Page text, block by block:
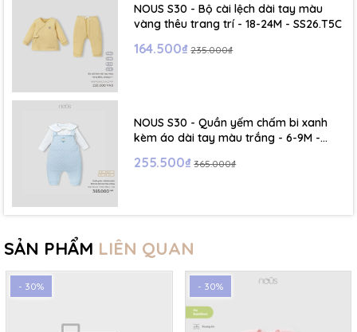
NOUS S30 - Bộ cài lệch dài tay màu
vàng thêu trang trí - 18-24M - SS26.T5C
164.500₫ 235.000₫
NOUS S30 - Quần yếm chấm bi xanh
kèm áo dài tay màu trắng - 6-9M -
255.500₫ 365.000₫
SẢN PHẨM LIÊN QUAN
- 30% - 30%